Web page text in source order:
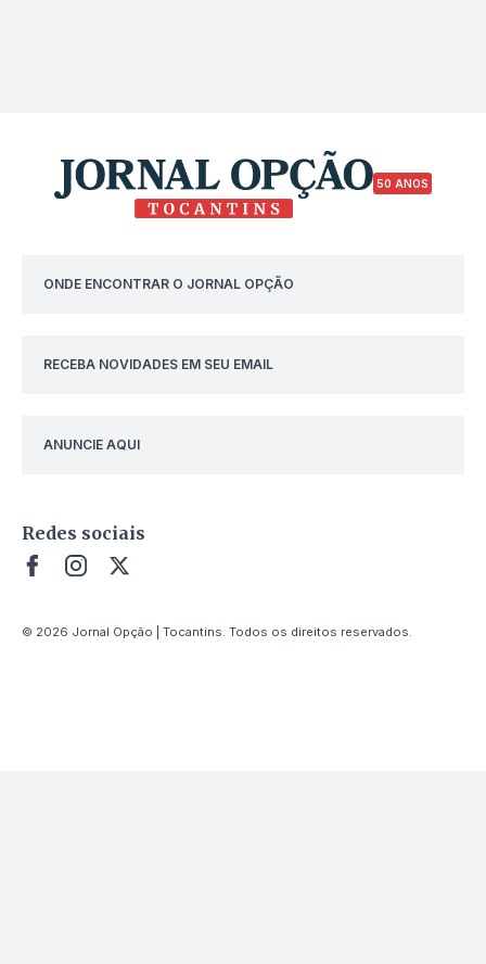
50 ANOS
ONDE ENCONTRAR O JORNAL OPÇÃO
RECEBA NOVIDADES EM SEU EMAIL
ANUNCIE AQUI
Redes sociais
© 2026 Jornal Opção | Tocantins. Todos os direitos reservados.